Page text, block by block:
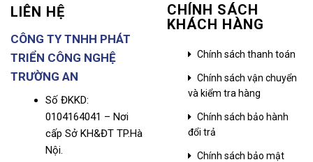
LIÊN HỆ
CÔNG TY TNHH PHÁT
TRIỂN CÔNG NGHỆ
TRƯỜNG AN
Số ĐKKD:
0104164041 – Nơi
cấp Sở KH&ĐT TP.Hà
Nội.
CHÍNH SÁCH
KHÁCH HÀNG
Chính sách thanh toán
Chính sách vận chuyển
và kiểm tra hàng
Chính sách bảo hành
đổi trả
Chính sách bảo mật